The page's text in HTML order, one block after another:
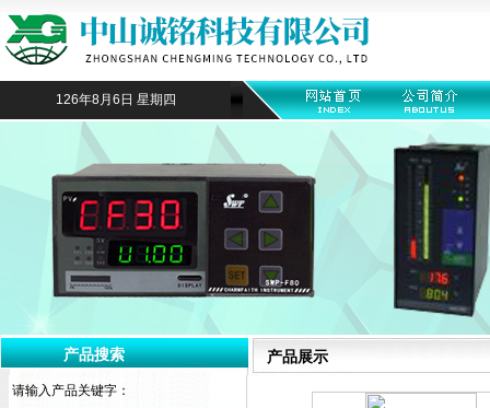
126年8月6日 星期四
产品搜索
请输入产品关键字：
产品展示